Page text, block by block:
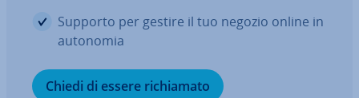
Supporto per gestire il tuo negozio online in
autonomia
Chiedi di essere ri­chia­ma­to